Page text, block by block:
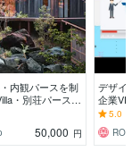
内観パースを制
・別荘パース｜
ベルで制作
50,000 円
デザイ
企業VP
らゆる
モーシ
5.0